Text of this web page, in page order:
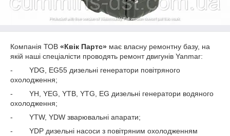
Компанія ТОВ «Квік Партс» має власну ремонтну базу, на
якій наші спеціалісти проводять ремонт двигунів Yanmar:
- YDG, EG55 дизельні генератори повітряного
охолодження;
- YH, YEG, YTB, YTG, EG дизельні генератори водяного
охолодження;
- YTW, YDW зварювальні апарати;
- YDP дизельні насоси з повітряним охолодженням